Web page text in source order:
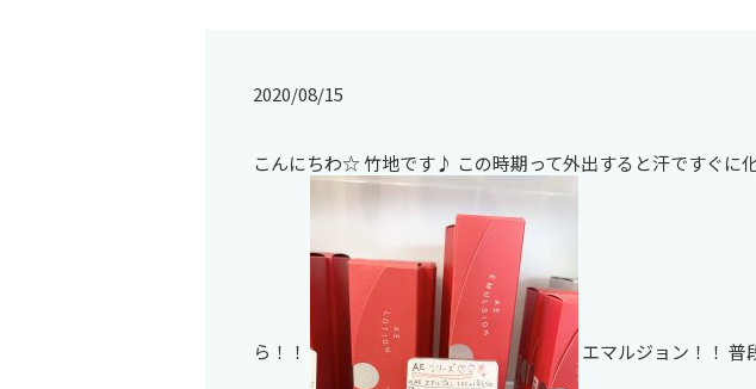
2020/08/15
こんにちわ☆ 竹地です♪ この時期って外出すると汗ですぐに
ら！！ エマルジョン！！